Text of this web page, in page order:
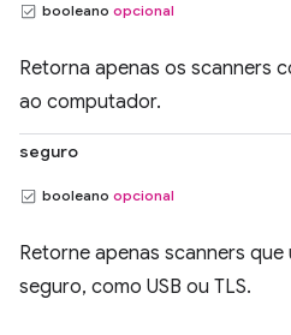
booleano opcional
Retorna apenas os scanners
ao computador.
seguro
booleano opcional
Retorne apenas scanners
seguro, como USB ou TLS.